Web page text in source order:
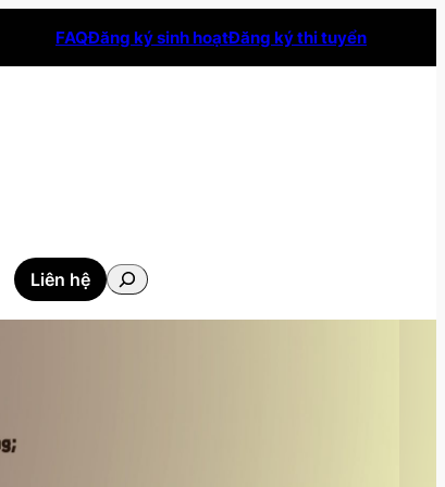
FAQĐăng ký sinh hoạtĐăng ký thi tuyển
Liên hệ
Tìm
kiếm